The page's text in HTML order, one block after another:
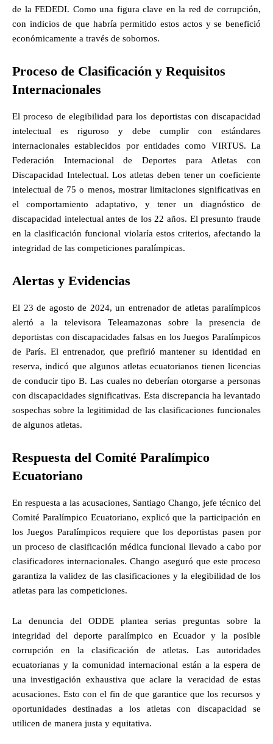
de la FEDEDI. Como una figura clave en la red de corrupción,
con indicios de que habría permitido estos actos y se benefició
económicamente a través de sobornos.
Proceso de Clasificación y Requisitos
Internacionales
El proceso de elegibilidad para los deportistas con discapacidad
intelectual es riguroso y debe cumplir con estándares
internacionales establecidos por entidades como VIRTUS. La
Federación Internacional de Deportes para Atletas con
Discapacidad Intelectual. Los atletas deben tener un coeficiente
intelectual de 75 o menos, mostrar limitaciones significativas en
el comportamiento adaptativo, y tener un diagnóstico de
discapacidad intelectual antes de los 22 años. El presunto fraude
en la clasificación funcional violaría estos criterios, afectando la
integridad de las competiciones paralímpicas.
Alertas y Evidencias
El 23 de agosto de 2024, un entrenador de atletas paralímpicos
alertó a la televisora Teleamazonas sobre la presencia de
deportistas con discapacidades falsas en los Juegos Paralímpicos
de París. El entrenador, que prefirió mantener su identidad en
reserva, indicó que algunos atletas ecuatorianos tienen licencias
de conducir tipo B. Las cuales no deberían otorgarse a personas
con discapacidades significativas. Esta discrepancia ha levantado
sospechas sobre la legitimidad de las clasificaciones funcionales
de algunos atletas.
Respuesta del Comité Paralímpico
Ecuatoriano
En respuesta a las acusaciones, Santiago Chango, jefe técnico del
Comité Paralímpico Ecuatoriano, explicó que la participación en
los Juegos Paralímpicos requiere que los deportistas pasen por
un proceso de clasificación médica funcional llevado a cabo por
clasificadores internacionales. Chango aseguró que este proceso
garantiza la validez de las clasificaciones y la elegibilidad de los
atletas para las competiciones.
La denuncia del ODDE plantea serias preguntas sobre la
integridad del deporte paralímpico en Ecuador y la posible
corrupción en la clasificación de atletas. Las autoridades
ecuatorianas y la comunidad internacional están a la espera de
una investigación exhaustiva que aclare la veracidad de estas
acusaciones. Esto con el fin de que garantice que los recursos y
oportunidades destinadas a los atletas con discapacidad se
utilicen de manera justa y equitativa.